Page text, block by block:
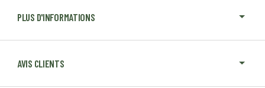
PLUS D'INFORMATIONS
AVIS CLIENTS